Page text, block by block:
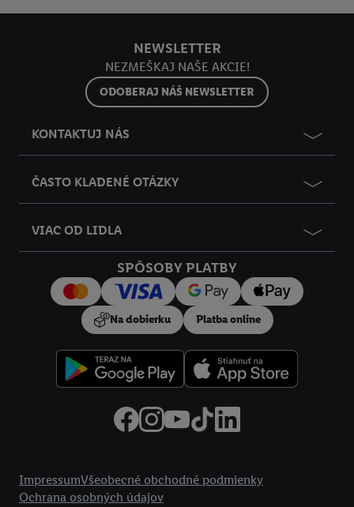
NEWSLETTER
NEZMEŠKAJ NAŠE AKCIE!
ODOBERAJ NÁŠ NEWSLETTER
KONTAKTUJ NÁS
ČASTO KLADENÉ OTÁZKY
VIAC OD LIDLA
SPÔSOBY PLATBY
Na dobierku Platba online
ImpressumVšeobecné obchodné podmienky
Ochrana osobných údajov